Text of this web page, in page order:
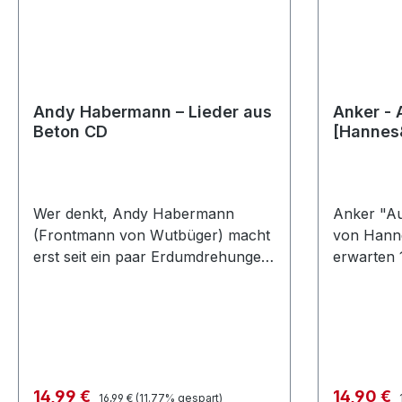
Andy Habermann – Lieder aus
Beton CD
Wer denkt, Andy Habermann
(Frontmann von Wutbüger) macht
erst seit ein paar Erdumdrehungen
diversen Tonstudios. Erstmals
Verkaufspreis:
14,99 € Regulärer Preis:
16,99 € (11.77% gespart)
Anker -
Anker
von
erwarten
14,90 €